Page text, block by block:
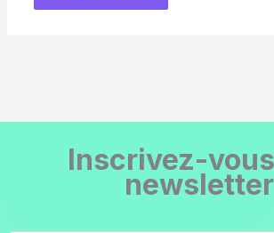
Inscrivez-
newsletter